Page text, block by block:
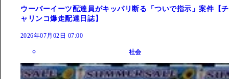
ウーバーイーツ配達員がキッパリ断る「ついで指示」案件【チ
ャリンコ爆走配達日誌】
2026年07月02日 07:00
社会